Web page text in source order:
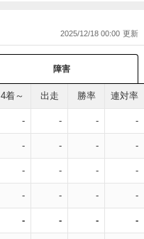
2025/12/18 00:00
障害
4着～ 出走 勝率 連対率
- - - -
- - - -
- - - -
- - - -
- - - -